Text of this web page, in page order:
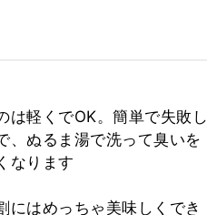
は軽くでOK。簡単で失敗し
、ぬるま湯で洗って臭いを
なります
にはめっちゃ美味しくでき